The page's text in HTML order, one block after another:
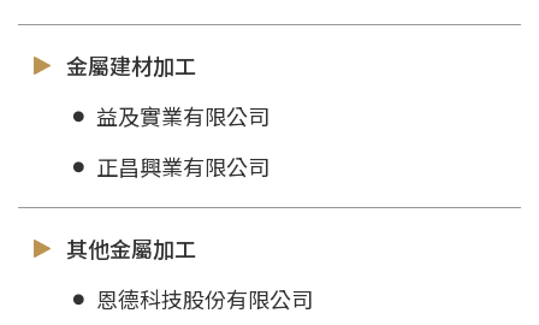
金屬建材加工
益及實業有限公司
正昌興業有限公司
其他金屬加工
恩德科技股份有限公司